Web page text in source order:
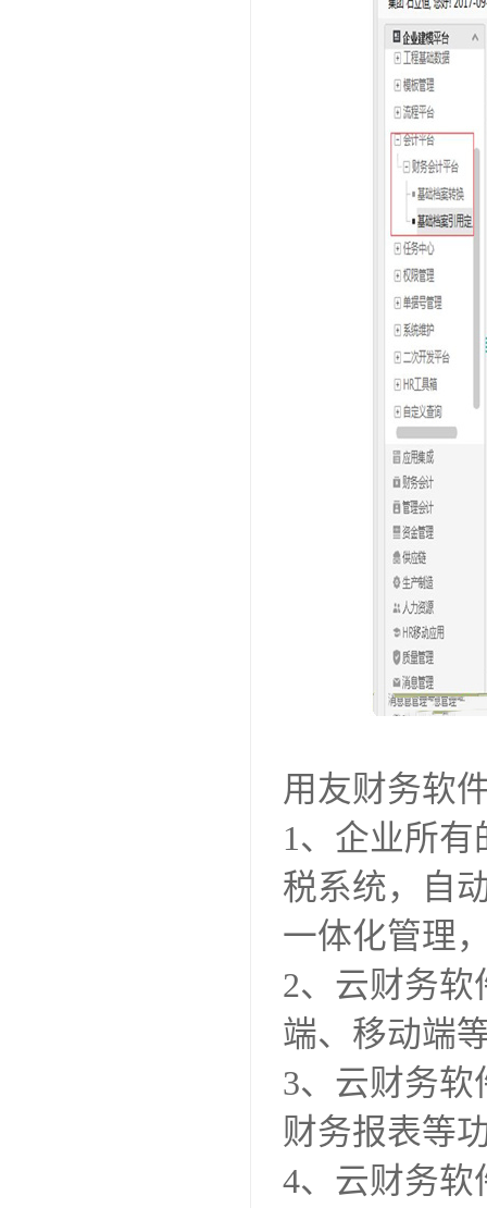
用友财务软
1、企业所
税系统，自
一体化管理
2、云财务软
端、移动端
3、云财务
财务报表等
4、云财务软